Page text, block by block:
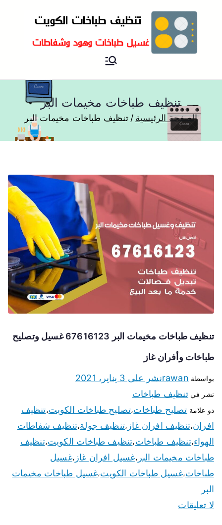
تنظيف طباخات مخيمات البر
الصفحة الرئيسية تنظيف طباخات مخيمات البر
تنظيف طباخات مخيمات البر 67616123 غسيل وتصليح
طباخات وأفران غاز
بواسطة rawanنشر على 3 يناير، 2021
نشر فيتنظيف طباخات
ذو علامة تصليح طباخات،تصليح طباخات الكويت،تنظيف
افران،تنظيف افران غاز ،تنظيف جولة،تنظيف شفاطات
الهواء،تنظيف طباخات،تنظيف طباخات الكويت،تنظيف
طباخات مخيمات البر ،غسيل افران غاز ،غسيل
طباخات،غسيل طباخات الكويت،غسيل طباخات مخيمات
البر
لا تعليقات